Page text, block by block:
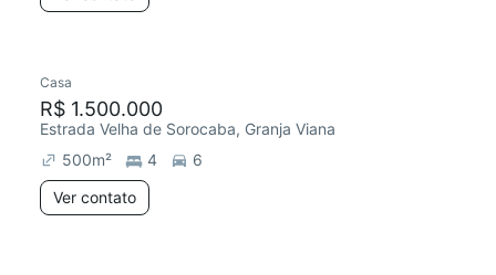
Casa
R$ 1.500.000
Estrada Velha de Sorocaba, Granja Viana
500m² 4
6
Ver contato